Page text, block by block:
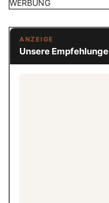
WERBUNG
ANZEIGE
Unsere